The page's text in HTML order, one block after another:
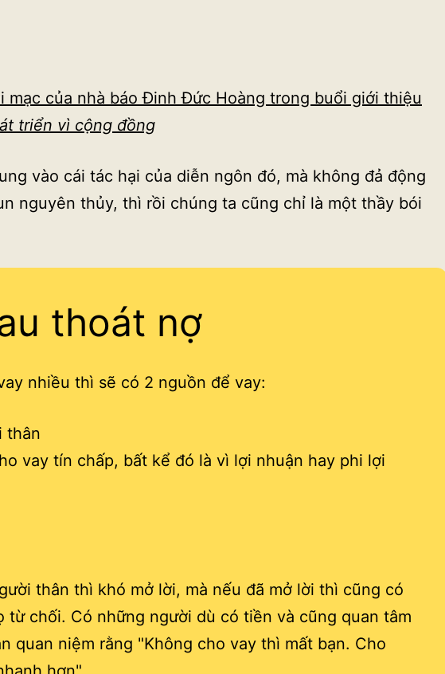
mạc của nhà báo Đinh Đức Hoàng trong buổi giới thiệu
triển vì cộng đồng
vào cái tác hại của diễn ngôn đó, mà không đả động
nguyên thủy, thì rồi chúng ta cũng chỉ là một thầy bói
thoát nợ
nhiều thì sẽ có 2 nguồn để vay:
thân
vay tín chấp, bất kể đó là vì lợi nhuận hay phi lợi
thân thì khó mở lời, mà nếu đã mở lời thì cũng có
từ chối. Có những người dù có tiền và cũng quan tâm
quan niệm rằng "Không cho vay thì mất bạn. Cho